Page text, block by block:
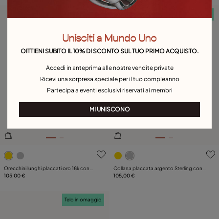
4,9 su 5 valutazioni dei clienti
Orecchini lunghi placcati oro 18k con
l’iconico chiodo di UNOde50
105,00 €
4,1 su 5 valutazioni dei
Collana placcata argento Sterling con
elementi a forma di chiodo
105,00 €
Telo in omaggio
Unisciti a Mundo Uno
OITTIENI SUBITO IL 10% DI SCONTO SUL TUO PRIMO ACQUISTO.
Accedi in anteprima alle nostre vendite private
Ricevi una sorpresa speciale per il tuo compleanno
Partecipa a eventi esclusivi riservati ai membri
MI UNISCONO